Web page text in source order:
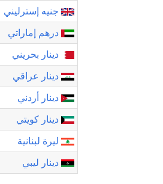
جنيه إسترليني
درهم إماراتي
دينار بحريني
دينار عراقي
دينار أردني
دينار كويتي
ليرة لبنانية
دينار ليبي